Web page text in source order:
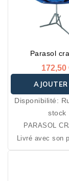
Parasol
172,50
Disponibilité:
stock
PARASOL
Livré avec son
housse de
Ce produit est